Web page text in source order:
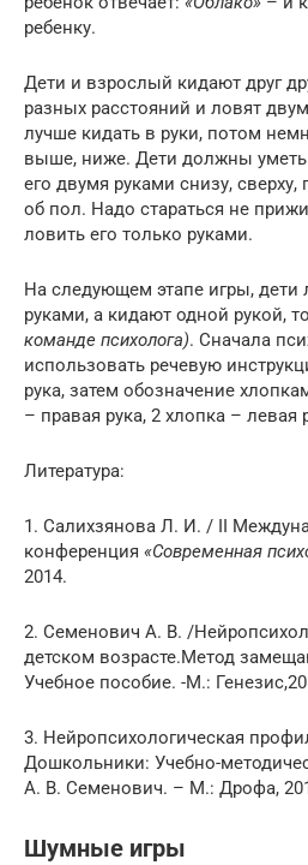
ребенку.
Дети и взрослый кидают друг
разных расстояний и ловят
лучше кидать в руки, потом
выше, ниже. Дети должны уметь
его двумя руками снизу, сверху,
об пол. Надо стараться не
ловить его только руками.
На следующем этапе игры, дети
руками, а кидают одной рукой,
команде психолога). Сначала
использовать речевую
рука, затем обозначение
– правая рука, 2 хлопка – левая
Литература:
1. Салихзянова Л. И. / II
конференция «Современная
2014.
2. Семенович А. В. /
детском возрасте.Метод
Учебное пособие. -М.:
3. Нейропсихологическая
Дошкольники: Учебно-
А. В. Семенович. – М.: Дрофа,
Шумные игры